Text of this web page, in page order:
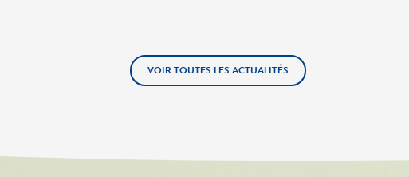
VOIR TOUTES LES ACTUALITÉS